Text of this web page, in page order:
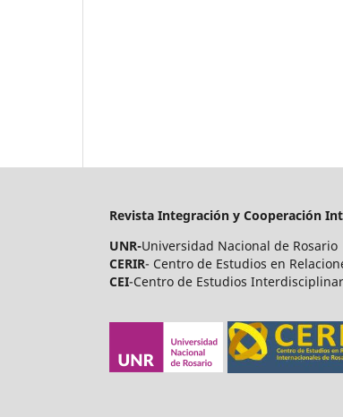
Revista Integración y Cooperación
UNR-Universidad Nacional de Rosario
CERIR- Centro de Estudios en
CEI-Centro de Estudios